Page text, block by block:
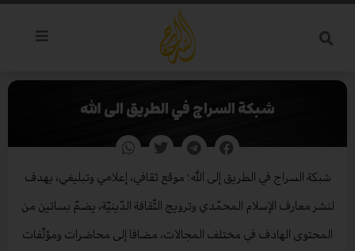
تخطي
المحتوى
شبكة السراج في الطريق الى الله
شبكة السراج في الطريق إلى الله؛ موقع ثقافي، إعلامي وتبليغي، يهدف
لنشر معارف الإسلام المحمّدي وترويج الثّقافة الدّينيّة، يضمّ بساتين من
المحتوى الهادف في مختلف المجالات، مضافا إلى محاضرات ومؤلّفات